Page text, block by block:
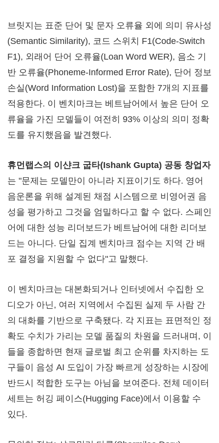
브릿지는 표준 단어 및 문자 오류율 외에 의미 유사성
(Semantic Similarity), 코드 스위치 F1(Code-Switch
F1), 외래어 단어 오류율(Loan Word WER), 음소 기
반 오류율(Phoneme-Informed Error Rate), 단어 정보
손실(Word Information Lost)을 포함한 7개의 지표를
적용한다. 이 벤치마크는 베트남어에서 높은 단어 오
류율을 가진 모델들이 여전히 93% 이상의 의미 정확
도를 유지했음을 발견했다.
휴먼랩스의 이샨크 굽타(Ishank Gupta) 공동 창업자
는 "문제는 모델만이 아니라 지표이기도 하다. 영어
음운론을 위해 설계된 채점 시스템으로 비영어권 음
성을 평가하고 그것을 엄밀하다고 할 수 없다. 스페인
어에 대한 성능 리더보드가 베트남어에 대한 리더보
드는 아니다. 단일 집계 벤치마크 점수는 지역 간 배
포 결정을 지원할 수 없다"고 말했다.
이 벤치마크는 대본화되거나 인터넷에서 수집한 오
디오가 아닌, 여러 지역에서 수집된 실제 두 사람 간
의 대화를 기반으로 구축됐다. 각 지표는 표면적인 정
확도 수치가 가리는 모델 품질의 차원을 드러내며, 이
들을 종합하면 현재 글로벌 최고 순위를 차지하는 도
구들이 음성 AI 도입이 가장 빠르게 성장하는 시장에
반드시 적합한 도구는 아님을 보여준다. 전체 데이터
세트는 허깅 페이스(Hugging Face)에서 이용할 수
있다.